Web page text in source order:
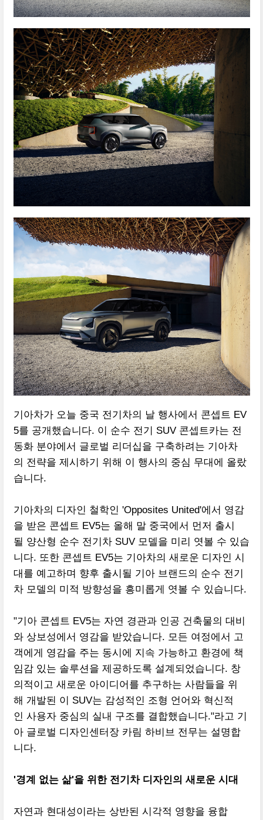
기아차가 오늘 중국 전기차의 날 행사에서 콘셉트 EV
5를 공개했습니다. 이 순수 전기 SUV 콘셉트카는 전
동화 분야에서 글로벌 리더십을 구축하려는 기아차
의 전략을 제시하기 위해 이 행사의 중심 무대에 올랐
습니다.
기아차의 디자인 철학인 'Opposites United'에서 영감
을 받은 콘셉트 EV5는 올해 말 중국에서 먼저 출시
될 양산형 순수 전기차 SUV 모델을 미리 엿볼 수 있습
니다. 또한 콘셉트 EV5는 기아차의 새로운 디자인 시
대를 예고하며 향후 출시될 기아 브랜드의 순수 전기
차 모델의 미적 방향성을 흥미롭게 엿볼 수 있습니다.
"기아 콘셉트 EV5는 자연 경관과 인공 건축물의 대비
와 상보성에서 영감을 받았습니다. 모든 여정에서 고
객에게 영감을 주는 동시에 지속 가능하고 환경에 책
임감 있는 솔루션을 제공하도록 설계되었습니다. 창
의적이고 새로운 아이디어를 추구하는 사람들을 위
해 개발된 이 SUV는 감성적인 조형 언어와 혁신적
인 사용자 중심의 실내 구조를 결합했습니다."라고 기
아 글로벌 디자인센터장 카림 하비브 전무는 설명합
니다.
'경계 없는 삶'을 위한 전기차 디자인의 새로운 시대
자연과 현대성이라는 상반된 시각적 영향을 융합